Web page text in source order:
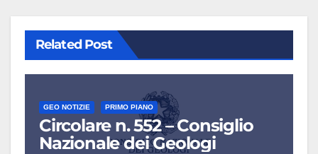
Related Post
GEO NOTIZIE PRIMO PIANO
Circolare n. 552 – Consiglio
Nazionale dei Geologi